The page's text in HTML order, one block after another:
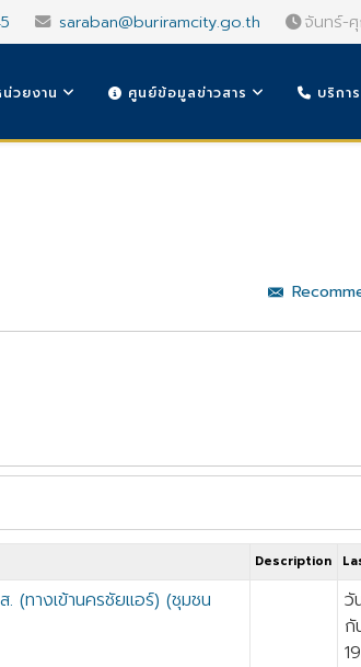
saraban@buriramcity.go.th จันทร์-
น่วยงาน ศูนย์ข้อมูลข่าวสาร บริกา
Description
(ทางเข้านครชัยแอร์) (ชุมชน
วั
กั